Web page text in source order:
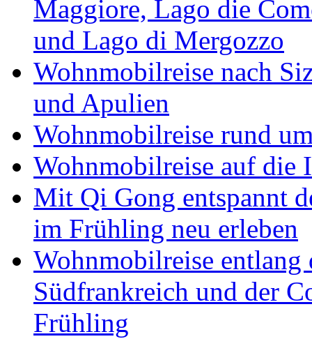
Maggiore, Lago die
und Lago di Mergozzo
Wohnmobilreise nach
und Apulien
Wohnmobilreise rund
Wohnmobilreise auf die
Mit Qi Gong entspannt
im Frühling neu erleben
Wohnmobilreise
Südfrankreich und der
Frühling